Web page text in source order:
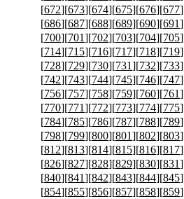
[672][673][674][675][676][677
[686][687][688][689][690][691
[700][701][702][703][704][705
[714][715][716][717][718][719
[728][729][730][731][732][733
[742][743][744][745][746][747
[756][757][758][759][760][761
[770][771][772][773][774][775
[784][785][786][787][788][789
[798][799][800][801][802][803
[812][813][814][815][816][817
[826][827][828][829][830][831
[840][841][842][843][844][845
[854][855][856][857][858][859